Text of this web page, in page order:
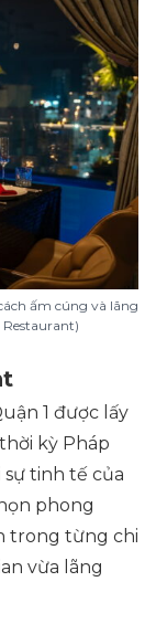
ấm cúng và lãng
1 được lấy
kỳ Pháp
sự tinh tế của
phong
trong từng chi
vừa lãng